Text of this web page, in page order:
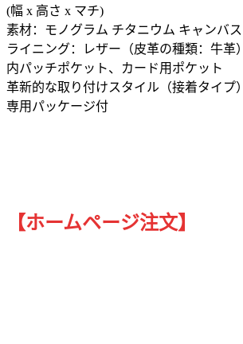
(幅 x 高さ x マチ)
素材：モノグラム チタニウム キャンバス
ライニング：レザー（皮革の種類：牛革）
内パッチポケット、カード用ポケット
革新的な取り付けスタイル（接着タイプ）
専用パッケージ付
【ホームページ注文】